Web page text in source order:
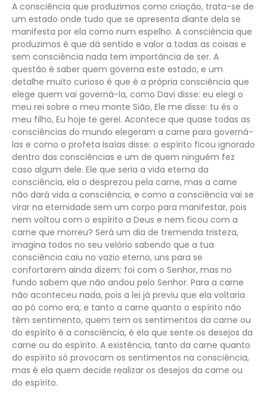
A consciência que produzimos como criação, trata-se de
um estado onde tudo que se apresenta diante dela se
manifesta por ela como num espelho. A consciência que
produzimos é que dá sentido e valor a todas as coisas e
sem consciência nada tem importância de ser. A
questão é saber quem governa este estado, e um
detalhe muito curioso é que é a própria consciência que
elege quem vai governá-la, como Davi disse: eu elegi o
meu rei sobre o meu monte Sião, Ele me disse: tu és o
meu filho, Eu hoje te gerei. Acontece que quase todas as
consciências do mundo elegeram a carne para governá-
las e como o profeta Isaías disse: o espírito ficou ignorado
dentro das consciências e um de quem ninguém fez
caso algum dele. Ele que seria a vida eterna da
consciência, ela o desprezou pela carne, mas a carne
não dará vida a consciência, e como a consciência vai se
virar na eternidade sem um corpo para manifestar, pois
nem voltou com o espírito a Deus e nem ficou com a
carne que morreu? Será um dia de tremenda tristeza,
imagina todos no seu velório sabendo que a tua
consciência caiu no vazio eterno, uns para se
confortarem ainda dizem: foi com o Senhor, mas no
fundo sabem que não andou pelo Senhor. Para a carne
não aconteceu nada, pois a lei já previu que ela voltaria
ao pó como era, e tanto a carne quanto o espírito não
têm sentimento, quem tem os sentimentos da carne ou
do espírito é a consciência, é ela que sente os desejos da
carne ou do espírito. A existência, tanto da carne quanto
do espírito só provocam os sentimentos na consciência,
mas é ela quem decide realizar os desejos da carne ou
do espírito.